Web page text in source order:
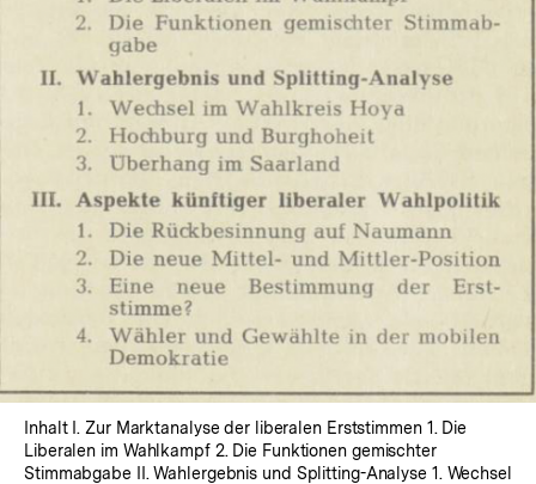
In
Lightbox
öffnen
Inhalt I. Zur Marktanalyse der liberalen Erststimmen 1. Die
Liberalen im Wahlkampf 2. Die Funktionen gemischter
Stimmabgabe II. Wahlergebnis und Splitting-Analyse 1. Wechsel